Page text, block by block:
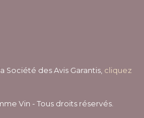
Société des Avis Garantis, cliquez
Vin - Tous droits réservés.